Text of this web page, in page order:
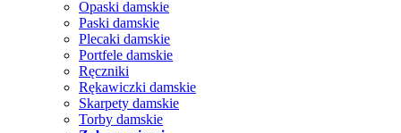
Opaski damskie
Paski damskie
Plecaki damskie
Portfele damskie
Ręczniki
Rękawiczki damskie
Skarpety damskie
Torby damskie